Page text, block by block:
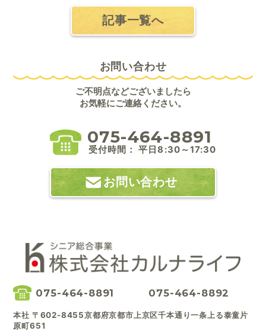
記事一覧へ
お問い合わせ
ご不明点などございましたら
お気軽にご連絡ください。
075-464-8891
受付時間： 平日8:30～17:30
お問い合わせ
075-464-8891 075-464-8892
本社 〒602-8455京都府京都市上京区千本通り一条上る泰童片
原町651